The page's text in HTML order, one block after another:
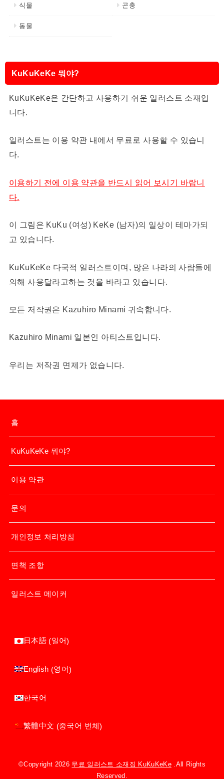
식물 곤충
동물
KuKuKeKe 뭐야?
KuKuKeKe은 간단하고 사용하기 쉬운 일러스트 소재입
니다.
일러스트는 이용 약관 내에서 무료로 사용할 수 있습니
다.
이용하기 전에 이용 약관을 반드시 읽어 보시기 바랍니
다.
이 그림은 KuKu (여성) KeKe (남자)의 일상이 테마가되
고 있습니다.
KuKuKeKe 다국적 일러스트이며, 많은 나라의 사람들에
의해 사용달라고하는 것을 바라고 있습니다.
모든 저작권은 Kazuhiro Minami 귀속합니다.
Kazuhiro Minami 일본인 아티스트입니다.
우리는 저작권 면제가 없습니다.
홈
KuKuKeKe 뭐야?
이용 약관
문의
개인정보 처리방침
면책 조항
일러스트 메이커
日本語 (일어)
English (영어)
한국어
繁體中文 (중국어 번체)
©Copyright 2026 무료 일러스트 소재집 KuKuKeKe.All Rights
Reserved.